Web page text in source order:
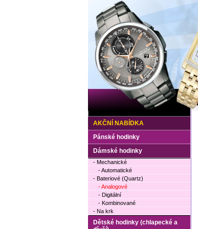
AKČNÍ NABÍDKA
Pánské hodinky
Dámské hodinky
- Mechanické
- Automatické
- Bateriové (Quartz)
- Analogové
- Digitální
- Kombinované
- Na krk
Dětské hodinky (chlapecké a